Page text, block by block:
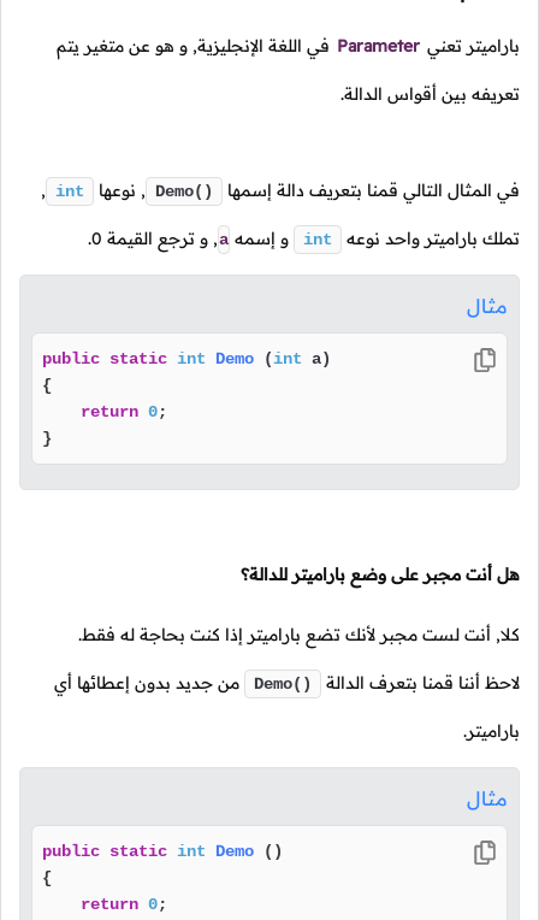
باراميتر تعني Parameter في اللغة الإنجليزية, و هو عن متغير يتم
تعريفه بين أقواس الدالة.
في المثال التالي قمنا بتعريف دالة إسمها Demo()
, نوعها int
,
تملك باراميتر واحد نوعه int و إسمه a
, و ترجع القيمة 0
.
مثال
public static int Demo (int a)
{
return 0;
}
هل أنت مجبر على وضع باراميتر للدالة؟
كلا, أنت لست مجبر لأنك تضع باراميتر إذا كنت بحاجة له فقط.
لاحظ أننا قمنا بتعرف الدالة Demo() من جديد بدون إعطائها أي
باراميتر.
مثال
public static int Demo
()
{
return 0;